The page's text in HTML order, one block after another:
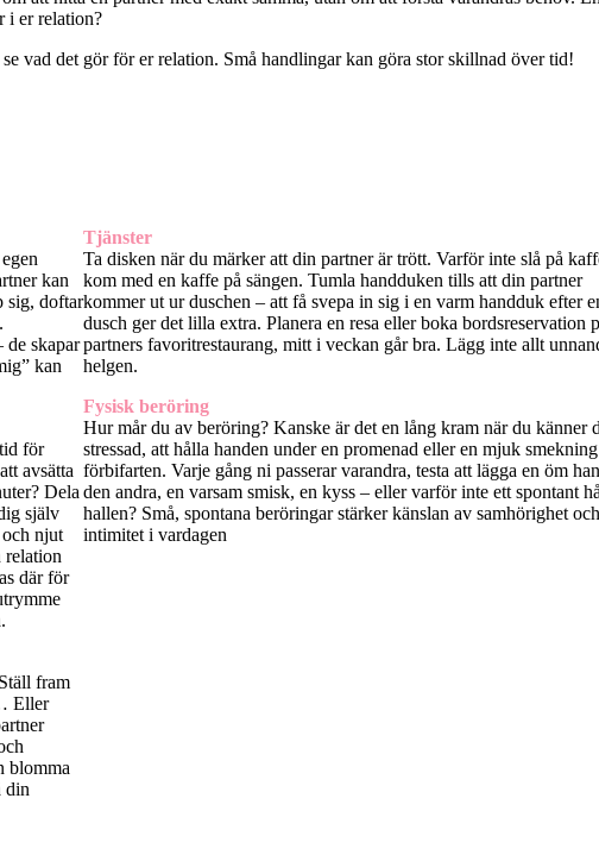
i er relation?
vad det gör för er relation. Små handlingar kan göra stor skillnad över tid!
kan
sig, doftar
de skapar
kan
för
avsätta
Dela
själv
njut
relation
där för
fram
Eller
blomma
din
Tjänster
Ta disken när du märker att din partner är trött. Varför inte slå på
kom med en kaffe på sängen. Tumla handduken tills att din partner
kommer ut ur duschen – att få svepa in sig i en varm handduk efter
dusch ger det lilla extra. Planera en resa eller boka bordsreservation
partners favoritrestaurang, mitt i veckan går bra. Lägg inte allt
helgen.
Fysisk beröring
Hur mår du av beröring? Kanske är det en lång kram när du känner
stressad, att hålla handen under en promenad eller en mjuk
förbifarten. Varje gång ni passerar varandra, testa att lägga en öm
den andra, en varsam smisk, en kyss – eller varför inte ett spontant
hallen? Små, spontana beröringar stärker känslan av samhörighet och
intimitet i vardagen